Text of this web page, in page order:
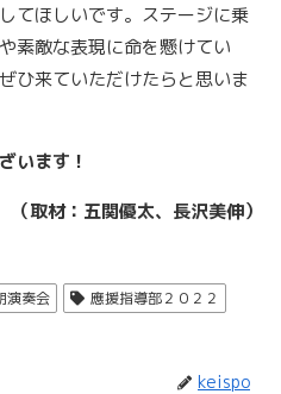
てほしいです。ステージに乗
素敵な表現に命を懸けてい
ひ来ていただけたらと思いま
います！
（取材：五関優太、長沢美伸）
演奏会
應援指導部２０２２
keispo